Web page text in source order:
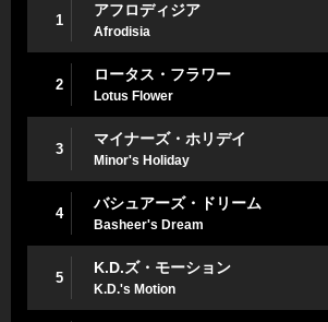
1
アフロディジア
Afrodisia
2
ロータス・フラワー
Lotus Flower
3
マイナーズ・ホリデイ
Minor's Holiday
4
バシュアーズ・ドリーム
Basheer's Dream
5
K.D.ズ・モーション
K.D.'s Motion